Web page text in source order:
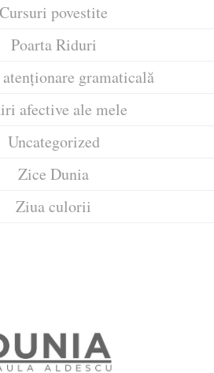
Cursuri povestite
Poarta Riduri
atenționare gramaticală
afective ale mele
Uncategorized
Zice Dunia
Ziua culorii